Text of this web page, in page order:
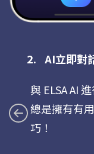
AI立即對
與 ELSA AI
總是擁有有
巧！